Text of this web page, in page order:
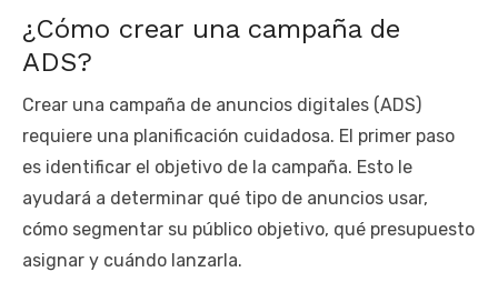
¿Cómo crear una campaña de
ADS?
Crear una campaña de anuncios digitales (ADS)
requiere una planificación cuidadosa. El primer paso
es identificar el objetivo de la campaña. Esto le
ayudará a determinar qué tipo de anuncios usar,
cómo segmentar su público objetivo, qué presupuesto
asignar y cuándo lanzarla.